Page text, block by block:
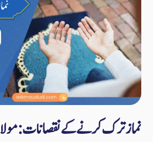
نماز ترک کرنے کے نقصانات: